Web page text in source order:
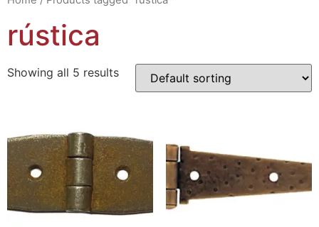
rústica
Showing all 5 results